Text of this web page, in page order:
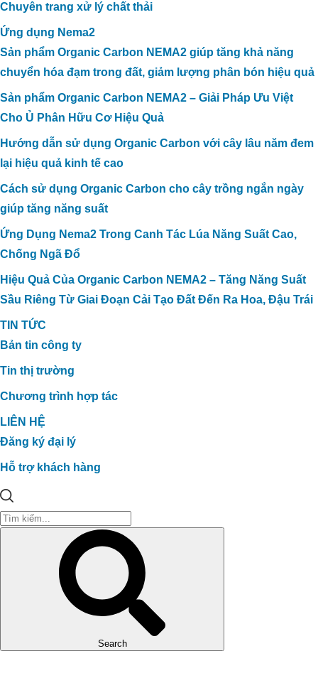
Chuyên trang xử lý chất thải
Ứng dụng Nema2
Sản phẩm Organic Carbon NEMA2 giúp tăng khả năng
chuyển hóa đạm trong đất, giảm lượng phân bón hiệu quả
Sản phẩm Organic Carbon NEMA2 – Giải Pháp Ưu Việt
Cho Ủ Phân Hữu Cơ Hiệu Quả
Hướng dẫn sử dụng Organic Carbon với cây lâu năm đem
lại hiệu quả kinh tế cao
Cách sử dụng Organic Carbon cho cây trồng ngắn ngày
giúp tăng năng suất
Ứng Dụng Nema2 Trong Canh Tác Lúa Năng Suất Cao,
Chống Ngã Đổ
Hiệu Quả Của Organic Carbon NEMA2 – Tăng Năng Suất
Sầu Riêng Từ Giai Đoạn Cải Tạo Đất Đến Ra Hoa, Đậu Trái
TIN TỨC
Bản tin công ty
Tin thị trường
Chương trình hợp tác
LIÊN HỆ
Đăng ký đại lý
Hỗ trợ khách hàng
Search